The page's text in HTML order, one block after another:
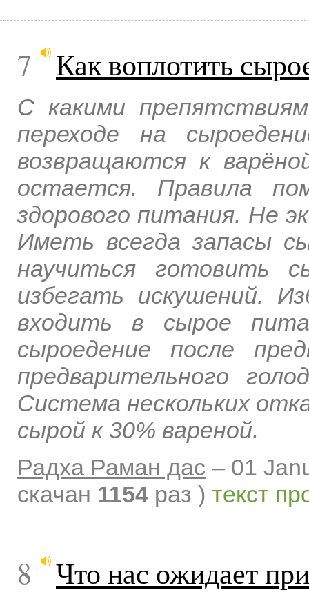
7 Как воплотить
C какими
переходе на
возвращаются к
остается. Правила
здорового питания. Не
Иметь всегда запасы
научиться готовить
избегать искушений.
входить в сырое
сыроедение после
предварительного
Система нескольких
сырой к 30% вареной.
Радха Раман дас – 01
скачан 1154 раз ) текст
8
Что нас ожидает